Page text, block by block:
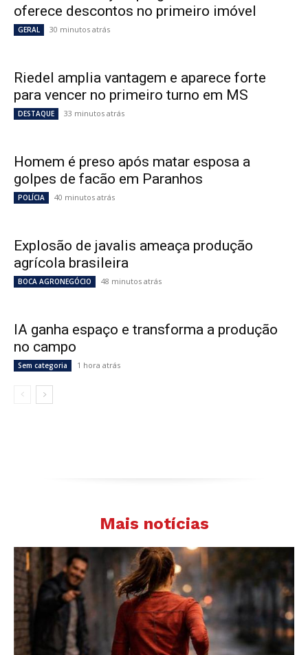
oferece descontos no primeiro imóvel
GERAL 30 minutos atrás
Riedel amplia vantagem e aparece forte
para vencer no primeiro turno em MS
DESTAQUE 33 minutos atrás
Homem é preso após matar esposa a
golpes de facão em Paranhos
POLÍCIA 40 minutos atrás
Explosão de javalis ameaça produção
agrícola brasileira
BOCA AGRONEGÓCIO 48 minutos atrás
IA ganha espaço e transforma a produção
no campo
Sem categoria 1 hora atrás
Mais notícias